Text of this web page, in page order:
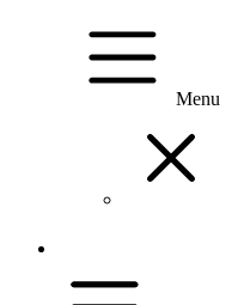
Menu